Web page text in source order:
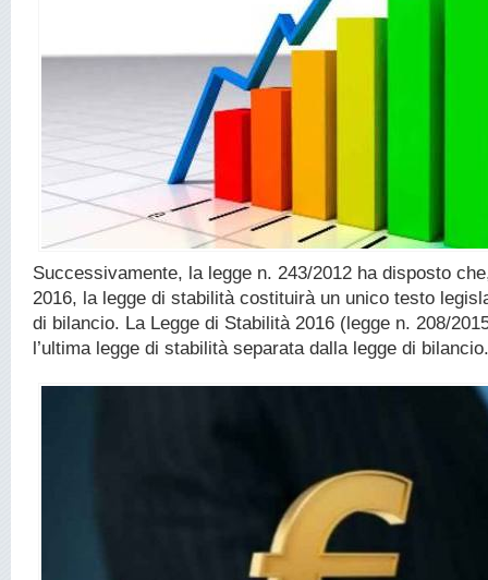
Successivamente, la legge n. 243/2012 ha disposto
2016, la legge di stabilità costituirà un unico testo
di bilancio. La Legge di Stabilità 2016 (legge n. 208/
l’ultima legge di stabilità separata dalla legge di bilancio.